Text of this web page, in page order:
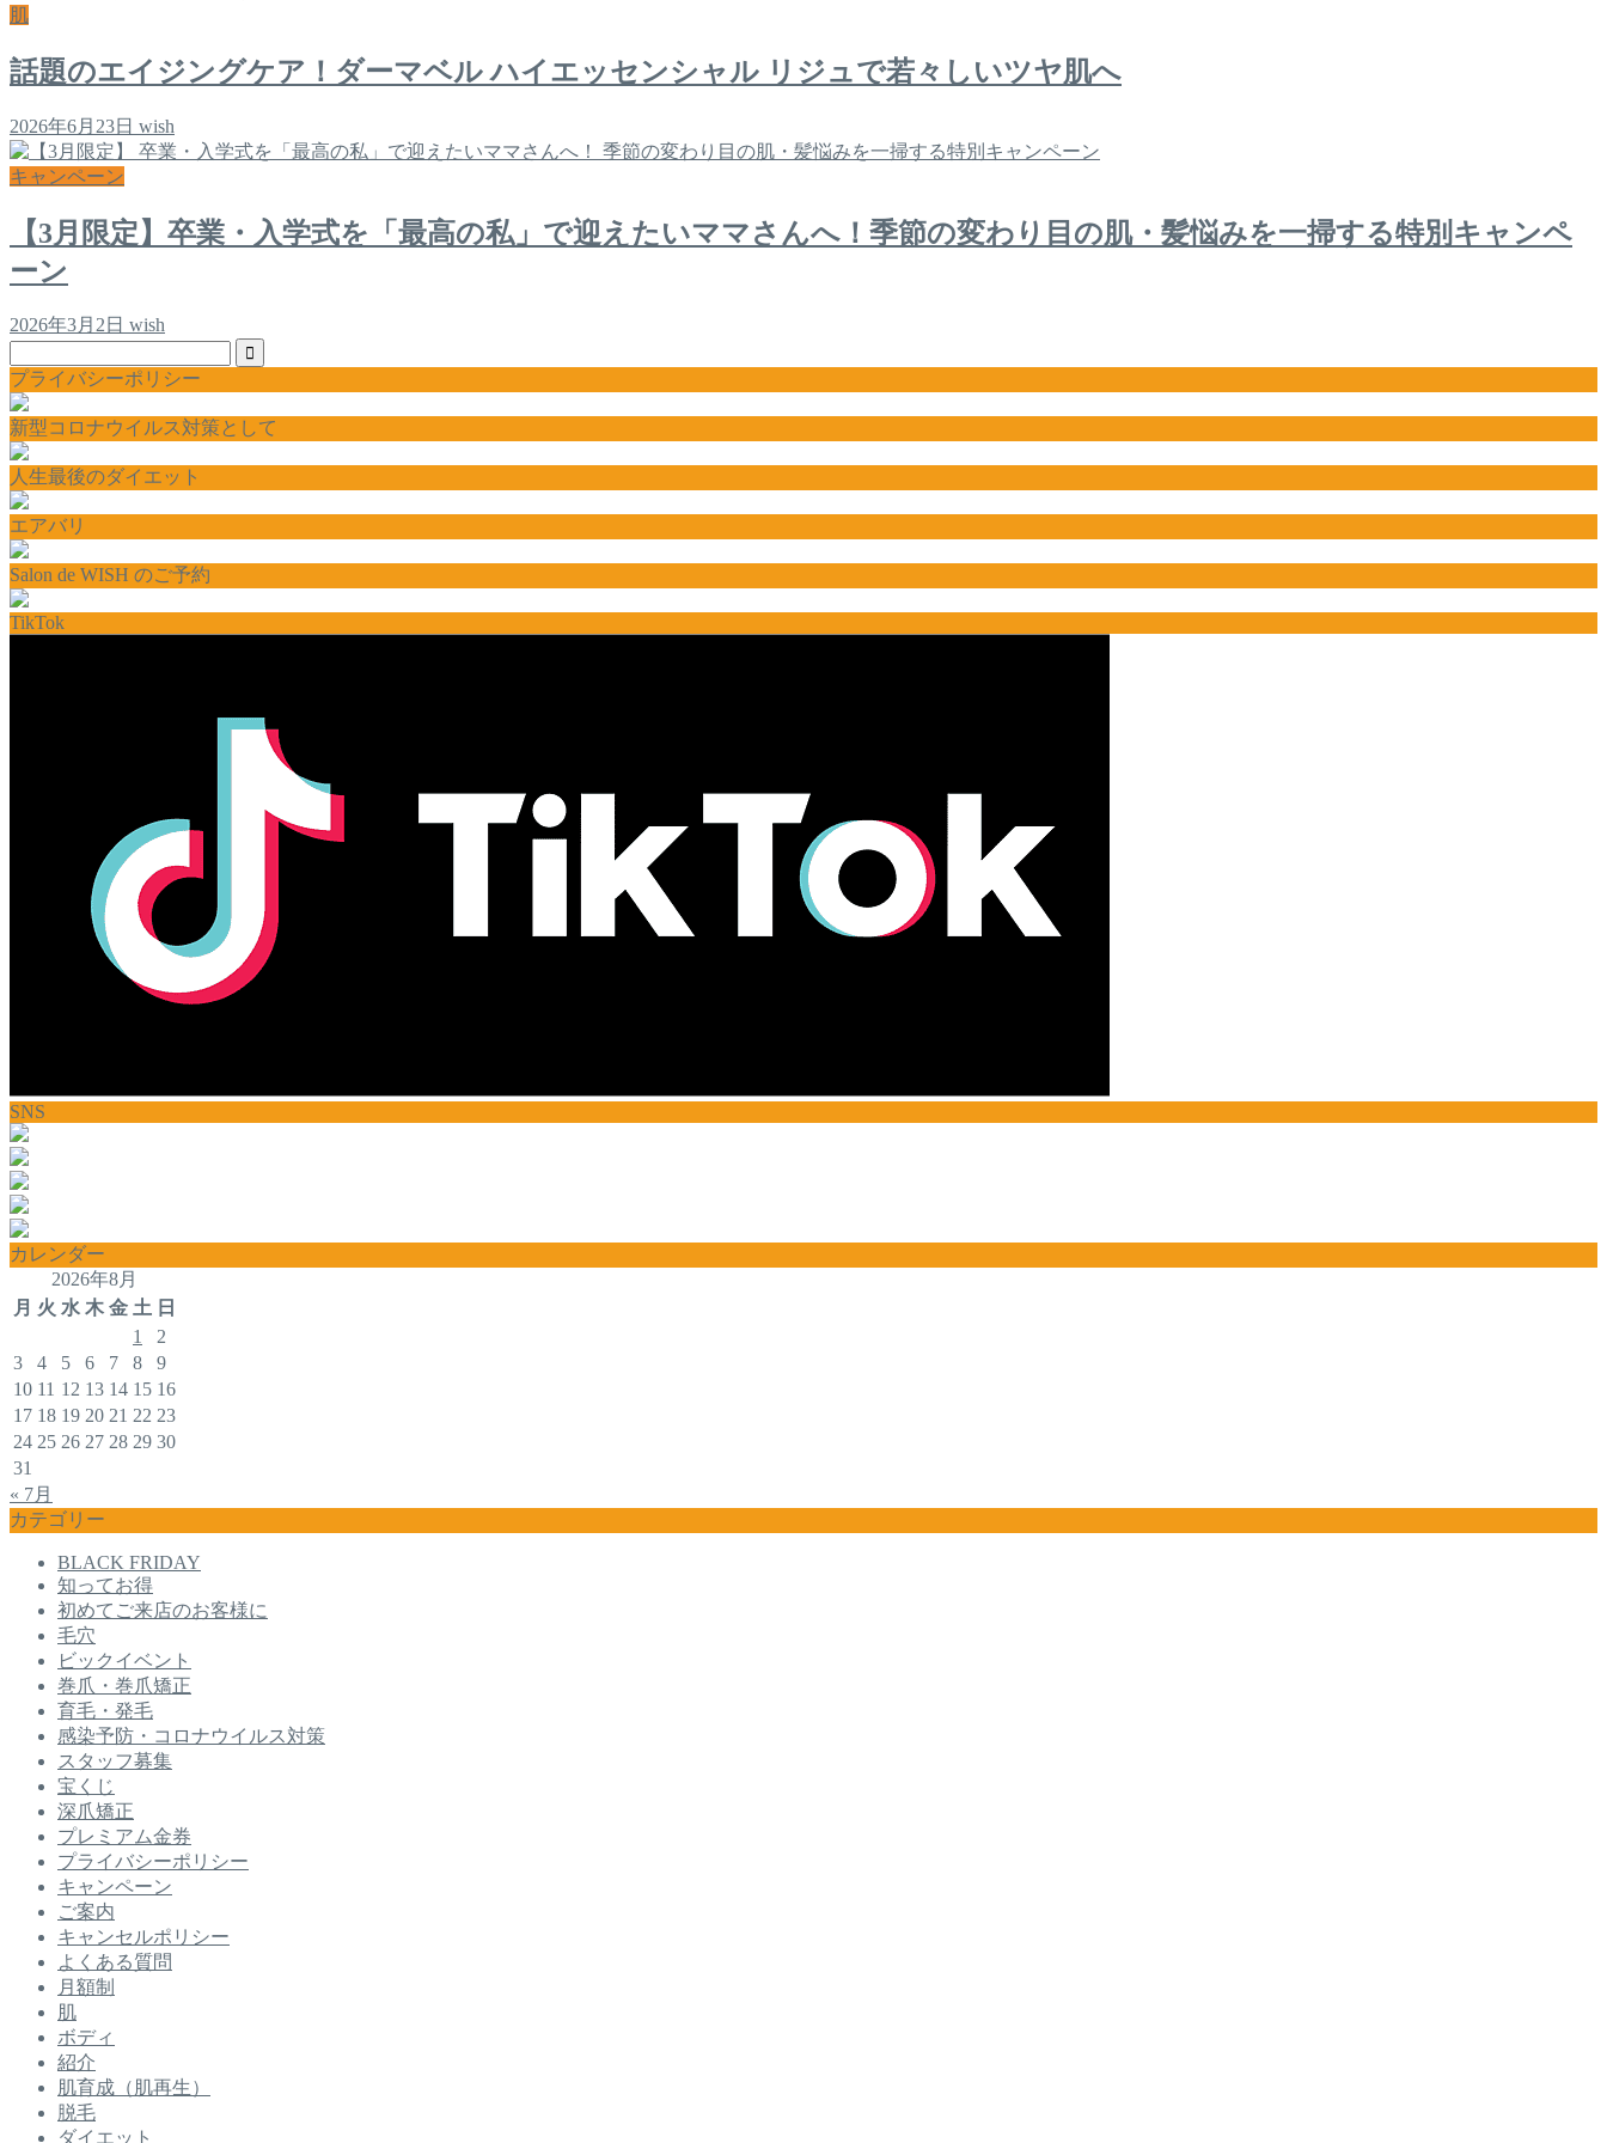
肌
話題のエイジングケア！ダーマベル ハイエッセンシャル リジュで若々しいツヤ肌へ
2026年6月23日 wish
キャンペーン
【3月限定】卒業・入学式を「最高の私」で迎えたいママさんへ！季節の変わり目の肌・髪悩みを一掃する特別キャンペ
ーン
2026年3月2日 wish
プライバシーポリシー
新型コロナウイルス対策として
人生最後のダイエット
エアバリ
Salon de WISH のご予約
TikTok
SNS
カレンダー
2026年8月
月 火 水 木 金 土 日
1
2
3
4 5 6 7 8
9
10 11 12 13 14 15 16
17 18 19 20 21 22 23
24 25 26 27 28 29 30
31
« 7月
カテゴリー
BLACK FRIDAY
知ってお得
初めてご来店のお客様に
毛穴
ビックイベント
巻爪・巻爪矯正
育毛・発毛
感染予防・コロナウイルス対策
スタッフ募集
宝くじ
深爪矯正
プレミアム金券
プライバシーポリシー
キャンペーン
ご案内
キャンセルポリシー
よくある質問
月額制
肌
ボディ
紹介
肌育成（肌再生）
脱毛
ダイエット